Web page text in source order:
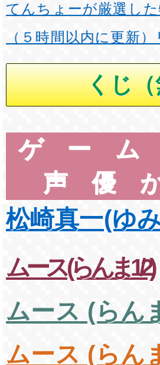
てんちょーが厳選した
（５時間以内に更新
ゲー
声優
松崎真一(ゆ
ムース (らんま1/2)
ムース (らん
ムース (ら